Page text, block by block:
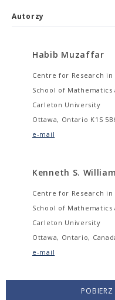
Autorzy
Habib Muzaffar
Centre for Research
School of Mathematics
Carleton University
Ottawa, Ontario K1S
e-mail
Kenneth S.
Centre for Research
School of Mathematics
Carleton University
Ottawa, Ontario,
e-mail